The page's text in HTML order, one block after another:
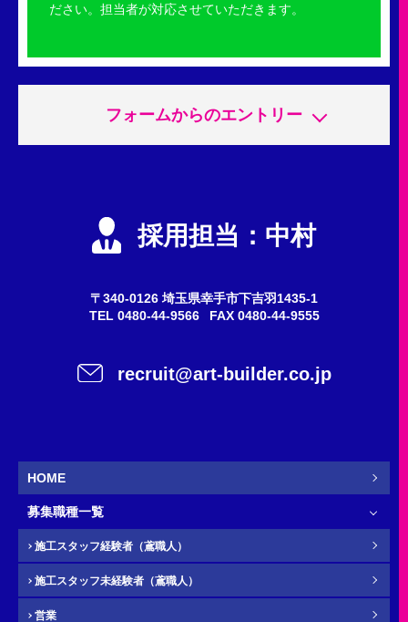
ださい。担当者が対応させていただきます。
フォームからのエントリー
会社説明会
施工スタッフ（鳶職人）
新卒
必須 お名前
採用担当：中村
〒340-0126 埼玉県幸手市下吉羽1435-1
TEL 0480-44-9566 FAX 0480-44-9555
recruit@art-builder.co.jp
HOME
募集職種一覧
施工スタッフ経験者（鳶職人）
施工スタッフ未経験者（鳶職人）
営業